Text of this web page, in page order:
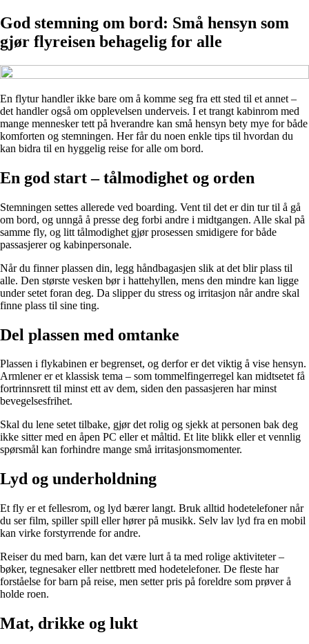
God stemning om bord: Små hensyn som
gjør flyreisen behagelig for alle
En flytur handler ikke bare om å komme seg fra ett sted til et annet –
det handler også om opplevelsen underveis. I et trangt kabinrom med
mange mennesker tett på hverandre kan små hensyn bety mye for både
komforten og stemningen. Her får du noen enkle tips til hvordan du
kan bidra til en hyggelig reise for alle om bord.
En god start – tålmodighet og orden
Stemningen settes allerede ved boarding. Vent til det er din tur til å gå
om bord, og unngå å presse deg forbi andre i midtgangen. Alle skal på
samme fly, og litt tålmodighet gjør prosessen smidigere for både
passasjerer og kabinpersonale.
Når du finner plassen din, legg håndbagasjen slik at det blir plass til
alle. Den største vesken bør i hattehyllen, mens den mindre kan ligge
under setet foran deg. Da slipper du stress og irritasjon når andre skal
finne plass til sine ting.
Del plassen med omtanke
Plassen i flykabinen er begrenset, og derfor er det viktig å vise hensyn.
Armlener er et klassisk tema – som tommelfingerregel kan midtsetet få
fortrinnsrett til minst ett av dem, siden den passasjeren har minst
bevegelsesfrihet.
Skal du lene setet tilbake, gjør det rolig og sjekk at personen bak deg
ikke sitter med en åpen PC eller et måltid. Et lite blikk eller et vennlig
spørsmål kan forhindre mange små irritasjonsmomenter.
Lyd og underholdning
Et fly er et fellesrom, og lyd bærer langt. Bruk alltid hodetelefoner når
du ser film, spiller spill eller hører på musikk. Selv lav lyd fra en mobil
kan virke forstyrrende for andre.
Reiser du med barn, kan det være lurt å ta med rolige aktiviteter –
bøker, tegnesaker eller nettbrett med hodetelefoner. De fleste har
forståelse for barn på reise, men setter pris på foreldre som prøver å
holde roen.
Mat, drikke og lukt